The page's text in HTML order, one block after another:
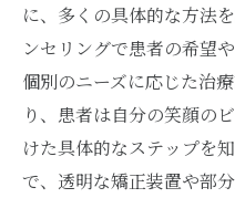
に、多くの具体的な方法
ンセリングで患者の希望
個別のニーズに応じた治
り、患者は自分の笑顔の
けた具体的なステップを
で、透明な矯正装置や部